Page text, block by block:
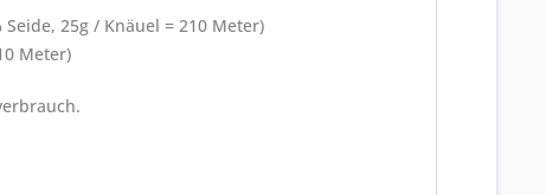
Seide, 25g / Knäuel = 210 Meter)
Meter)